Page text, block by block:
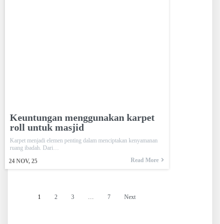
Keuntungan menggunakan karpet
roll untuk masjid
24 NOV, 25
Karpet menjadi elemen penting dalam menciptakan kenyamanan
ruang ibadah. Dari…
Read More
1 2 3 … 7 Next